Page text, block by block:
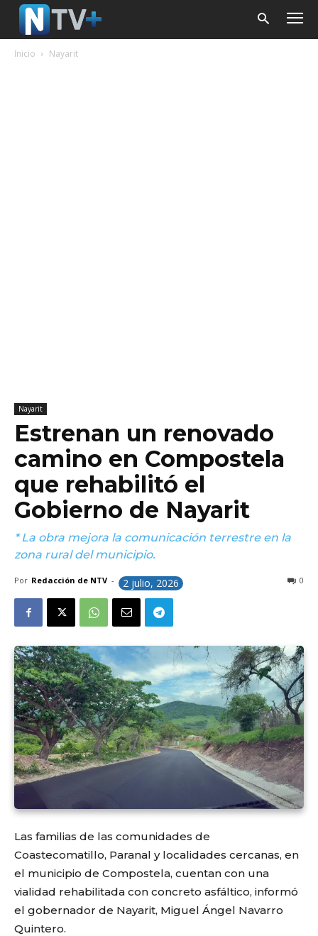
Inicio Nayarit
Nayarit
Estrenan un renovado
camino en Compostela
que rehabilitó el
Gobierno de Nayarit
* La obra mejora la comunicación terrestre en la
zona rural del municipio.
Por Redacción de NTV - 2 julio, 2026 0
Las familias de las comunidades de
Coastecomatillo, Paranal y localidades cercanas, en
el municipio de Compostela, cuentan con una
vialidad rehabilitada con concreto asfáltico, informó
el gobernador de Nayarit, Miguel Ángel Navarro
Quintero.